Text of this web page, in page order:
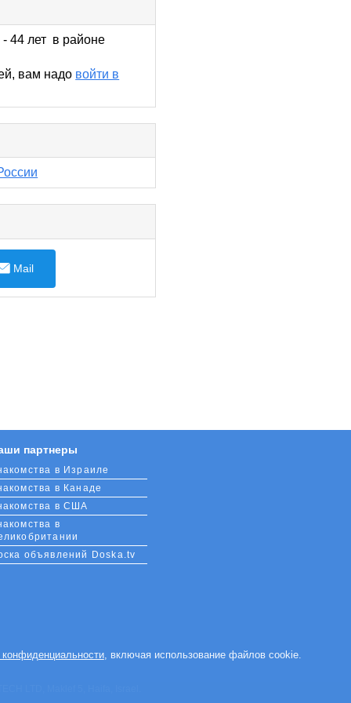
- 44 лет в районе
вам надо войти в
Mail
партнеры
в Израиле
в Канаде
в США
в
объявлений Doska.tv
конфиденциальности, включая использование файлов cookie.